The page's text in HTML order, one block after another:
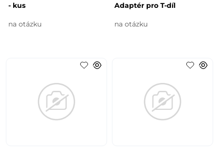
- kus
na otázku
Adaptér pro T-díl
na otázku